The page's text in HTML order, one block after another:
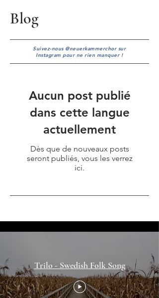
Blog
Suivez-nous @neuerkammerchor sur
Instagram pour ne rien manquer !
Aucun post publié
dans cette langue
actuellement
Dès que de nouveaux posts
seront publiés, vous les verrez
ici.
Trilo - Swedish Folk Song